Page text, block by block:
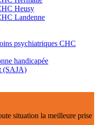
Heusy
Landenne
psychiatriques CHC
handicapée
(SAJA)
situation la meilleure prise